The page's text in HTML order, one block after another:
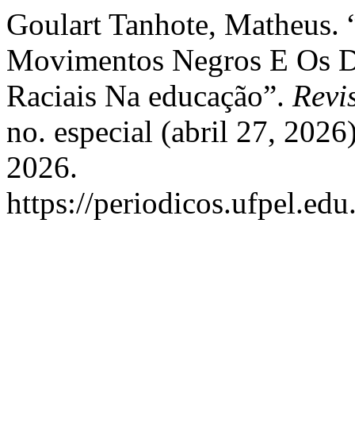
Goulart Tanhote,
Movimentos Negros E Os
Raciais Na educação”.
no. especial (abril 27,
2026.
https://